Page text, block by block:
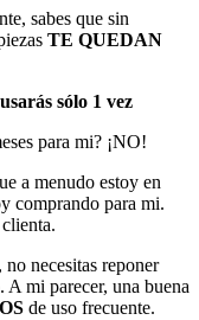
sabes que sin
TE QUEDAN
sólo 1 vez
para mi? ¡NO!
a menudo estoy en
comprando para mi.
necesitas reponer
A mi parecer, una buena
de uso frecuente.